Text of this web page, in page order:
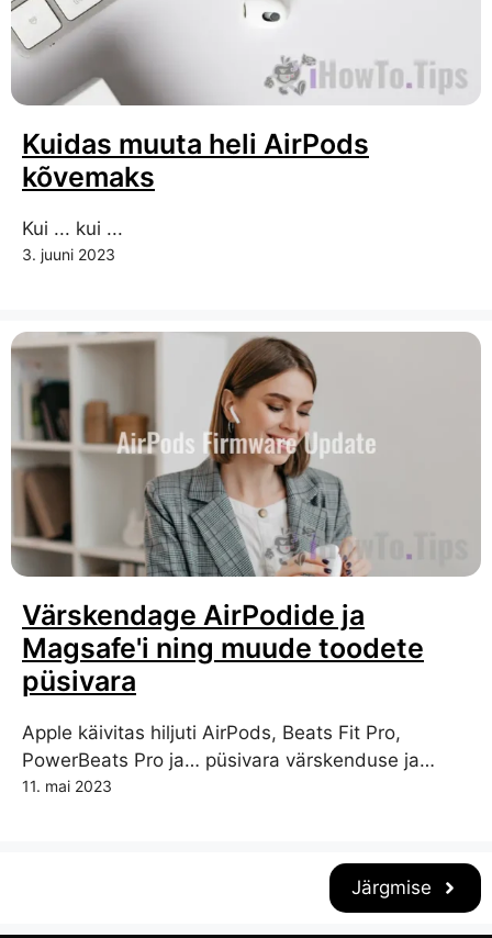
Kuidas muuta heli AirPods
kõvemaks
Kui ... kui ...
3. juuni 2023
Värskendage AirPodide ja
Magsafe'i ning muude toodete
püsivara
Apple käivitas hiljuti AirPods, Beats Fit Pro,
PowerBeats Pro ja… püsivara värskenduse ja…
11. mai 2023
Järgmise